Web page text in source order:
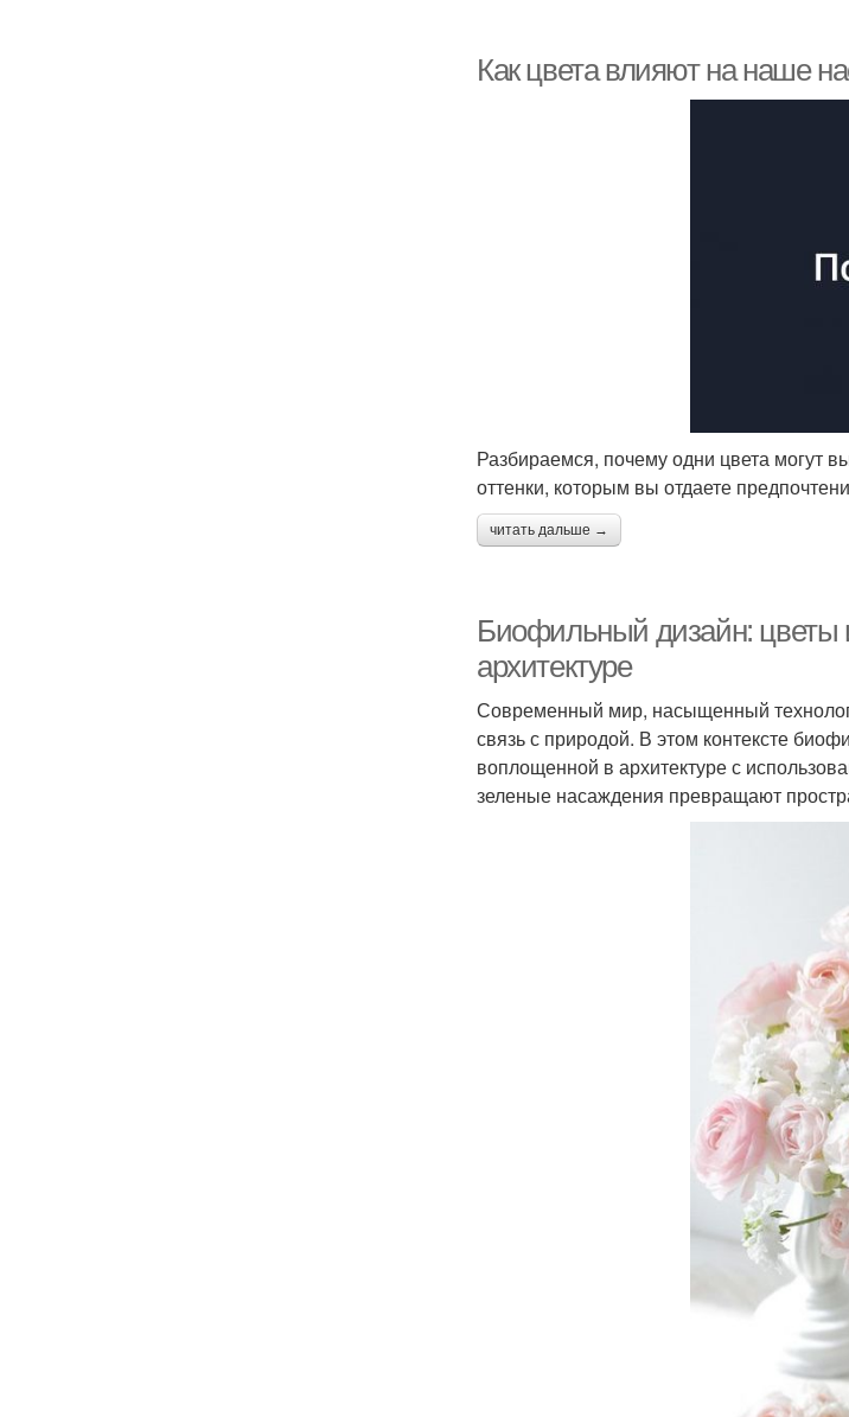
Как цвета влияют на наше
Разбираемся, почему одни цвета могут
оттенки, которым вы отдаете
читать дальше →
Биофильный дизайн: цветы
архитектуре
Современный мир, насыщенный
связь с природой. В этом контексте
воплощенной в архитектуре с
зеленые насаждения превращают